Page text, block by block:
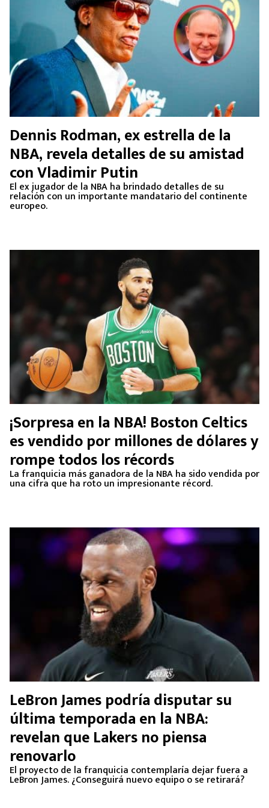
Dennis Rodman, ex estrella de la
NBA, revela detalles de su amistad
con Vladimir Putin
El ex jugador de la NBA ha brindado detalles de su
relación con un importante mandatario del continente
europeo.
¡Sorpresa en la NBA! Boston Celtics
es vendido por millones de dólares y
rompe todos los récords
La franquicia más ganadora de la NBA ha sido vendida por
una cifra que ha roto un impresionante récord.
LeBron James podría disputar su
última temporada en la NBA:
revelan que Lakers no piensa
renovarlo
El proyecto de la franquicia contemplaría dejar fuera a
LeBron James. ¿Conseguirá nuevo equipo o se retirará?